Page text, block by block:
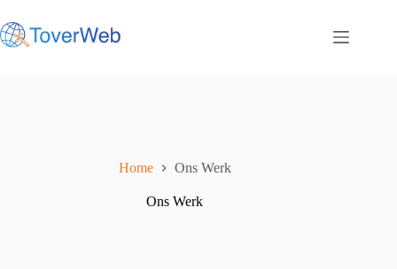
naar
de
Home Ons Werk
Ons Werk